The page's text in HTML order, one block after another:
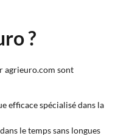
?
agrieuro.com sont
efficace spécialisé dans la
le temps sans longues